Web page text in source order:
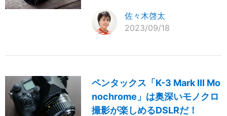
佐々木啓太
2023/09/18
ペンタックス「K-3 Mark III Mo
nochrome」は奥深いモノクロ
撮影が楽しめるDSLRだ！